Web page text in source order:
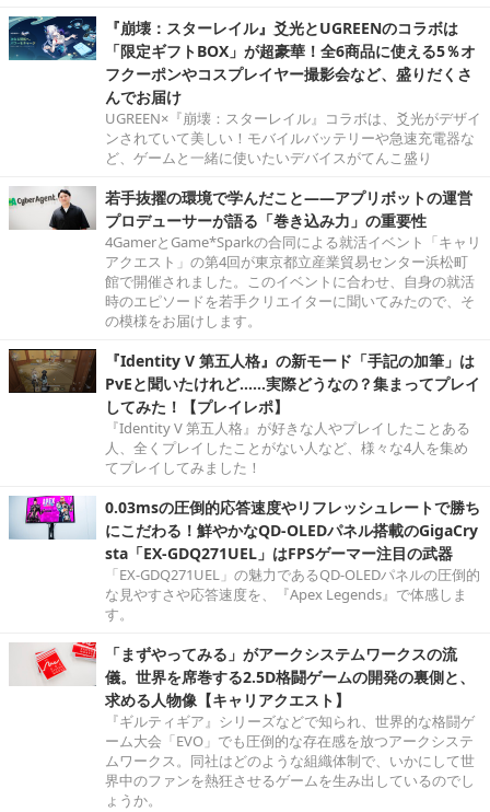
『崩壊：スターレイル』爻光とUGREENのコラボは
「限定ギフトBOX」が超豪華！全6商品に使える5％オ
フクーポンやコスプレイヤー撮影会など、盛りだくさ
んでお届け
UGREEN×『崩壊：スターレイル』コラボは、爻光がデザイ
ンされていて美しい！モバイルバッテリーや急速充電器な
ど、ゲームと一緒に使いたいデバイスがてんこ盛り
若手抜擢の環境で学んだこと――アプリボットの運営
プロデューサーが語る「巻き込み力」の重要性
4GamerとGame*Sparkの合同による就活イベント「キャリ
アクエスト」の第4回が東京都立産業貿易センター浜松町
館で開催されました。このイベントに合わせ、自身の就活
時のエピソードを若手クリエイターに聞いてみたので、そ
の模様をお届けします。
『Identity V 第五人格』の新モード「手記の加筆」は
PvEと聞いたけれど……実際どうなの？集まってプレイ
してみた！【プレイレポ】
『Identity V 第五人格』が好きな人やプレイしたことある
人、全くプレイしたことがない人など、様々な4人を集め
てプレイしてみました！
0.03msの圧倒的応答速度やリフレッシュレートで勝ち
にこだわる！鮮やかなQD-OLEDパネル搭載のGigaCry
sta「EX-GDQ271UEL」はFPSゲーマー注目の武器
「EX-GDQ271UEL」の魅力であるQD-OLEDパネルの圧倒的
な見やすさや応答速度を、『Apex Legends』で体感しま
す。
「まずやってみる」がアークシステムワークスの流
儀。世界を席巻する2.5D格闘ゲームの開発の裏側と、
求める人物像【キャリアクエスト】
『ギルティギア』シリーズなどで知られ、世界的な格闘ゲ
ーム大会「EVO」でも圧倒的な存在感を放つアークシステ
ムワークス。同社はどのような組織体制で、いかにして世
界中のファンを熱狂させるゲームを生み出しているのでし
ょうか。